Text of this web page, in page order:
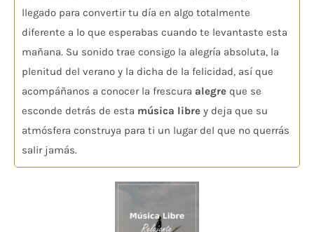
llegado para convertir tu día en algo totalmente
diferente a lo que esperabas cuando te levantaste esta
mañana. Su sonido trae consigo la alegría absoluta, la
plenitud del verano y la dicha de la felicidad, así que
acompáñanos a conocer la frescura alegre que se
esconde detrás de esta música libre y deja que su
atmósfera construya para ti un lugar del que no querrás
salir jamás.